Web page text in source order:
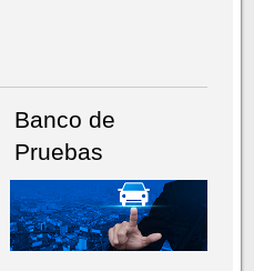
Banco de
Pruebas